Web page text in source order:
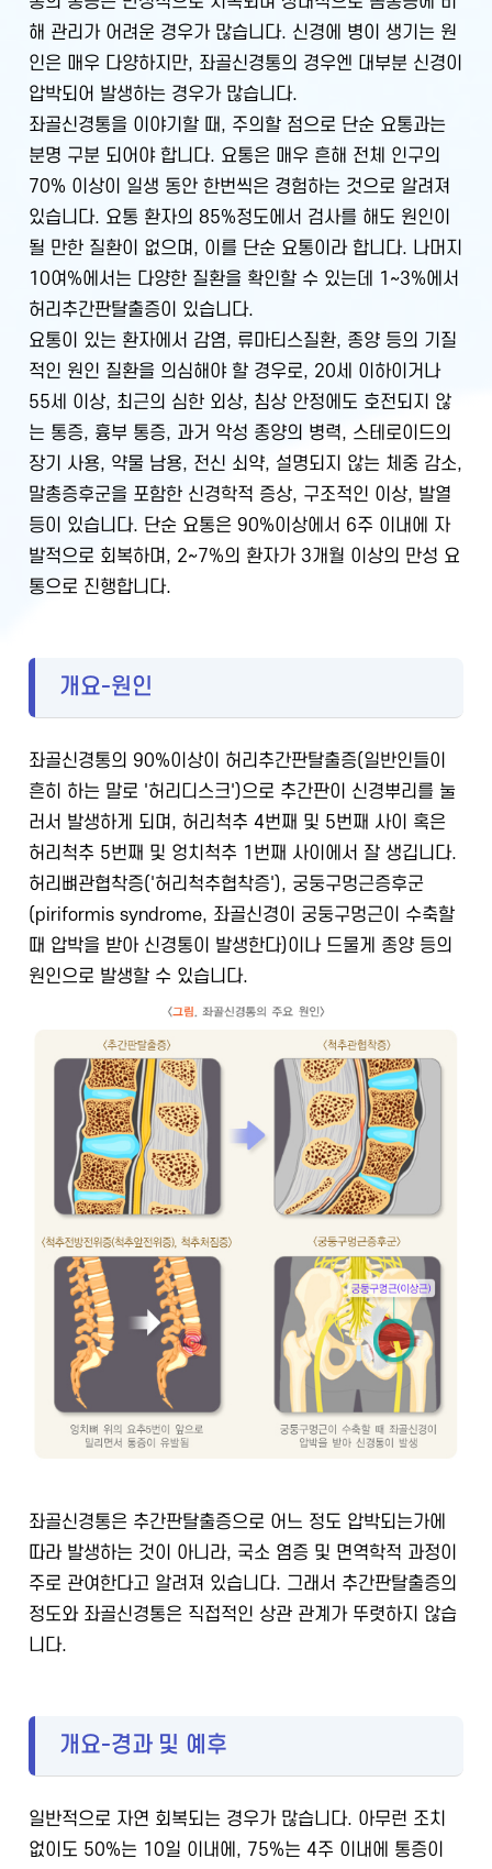
해 관리가 어려운 경우가 많습니다. 신경에 병이 생기는 원
인은 매우 다양하지만, 좌골신경통의 경우엔 대부분 신경이
압박되어 발생하는 경우가 많습니다.
좌골신경통을 이야기할 때, 주의할 점으로 단순 요통과는
분명 구분 되어야 합니다. 요통은 매우 흔해 전체 인구의
70% 이상이 일생 동안 한번씩은 경험하는 것으로 알려져
있습니다. 요통 환자의 85%정도에서 검사를 해도 원인이
될 만한 질환이 없으며, 이를 단순 요통이라 합니다. 나머지
10여%에서는 다양한 질환을 확인할 수 있는데 1~3%에서
허리추간판탈출증이 있습니다.
요통이 있는 환자에서 감염, 류마티스질환, 종양 등의 기질
적인 원인 질환을 의심해야 할 경우로, 20세 이하이거나
55세 이상, 최근의 심한 외상, 침상 안정에도 호전되지 않
는 통증, 흉부 통증, 과거 악성 종양의 병력, 스테로이드의
장기 사용, 약물 남용, 전신 쇠약, 설명되지 않는 체중 감소,
말총증후군을 포함한 신경학적 증상, 구조적인 이상, 발열
등이 있습니다. 단순 요통은 90%이상에서 6주 이내에 자
발적으로 회복하며, 2~7%의 환자가 3개월 이상의 만성 요
통으로 진행합니다.
개요-원인
좌골신경통의 90%이상이 허리추간판탈출증(일반인들이
흔히 하는 말로 '허리디스크')으로 추간판이 신경뿌리를 눌
러서 발생하게 되며, 허리척추 4번째 및 5번째 사이 혹은
허리척추 5번째 및 엉치척추 1번째 사이에서 잘 생깁니다.
허리뼈관협착증('허리척추협착증'), 궁둥구멍근증후군
(piriformis syndrome, 좌골신경이 궁둥구멍근이 수축할
때 압박을 받아 신경통이 발생한다)이나 드물게 종양 등의
원인으로 발생할 수 있습니다.
좌골신경통은 추간판탈출증으로 어느 정도 압박되는가에
따라 발생하는 것이 아니라, 국소 염증 및 면역학적 과정이
주로 관여한다고 알려져 있습니다. 그래서 추간판탈출증의
정도와 좌골신경통은 직접적인 상관 관계가 뚜렷하지 않습
니다.
개요-경과 및 예후
일반적으로 자연 회복되는 경우가 많습니다. 아무런 조치
없이도 50%는 10일 이내에, 75%는 4주 이내에 통증이